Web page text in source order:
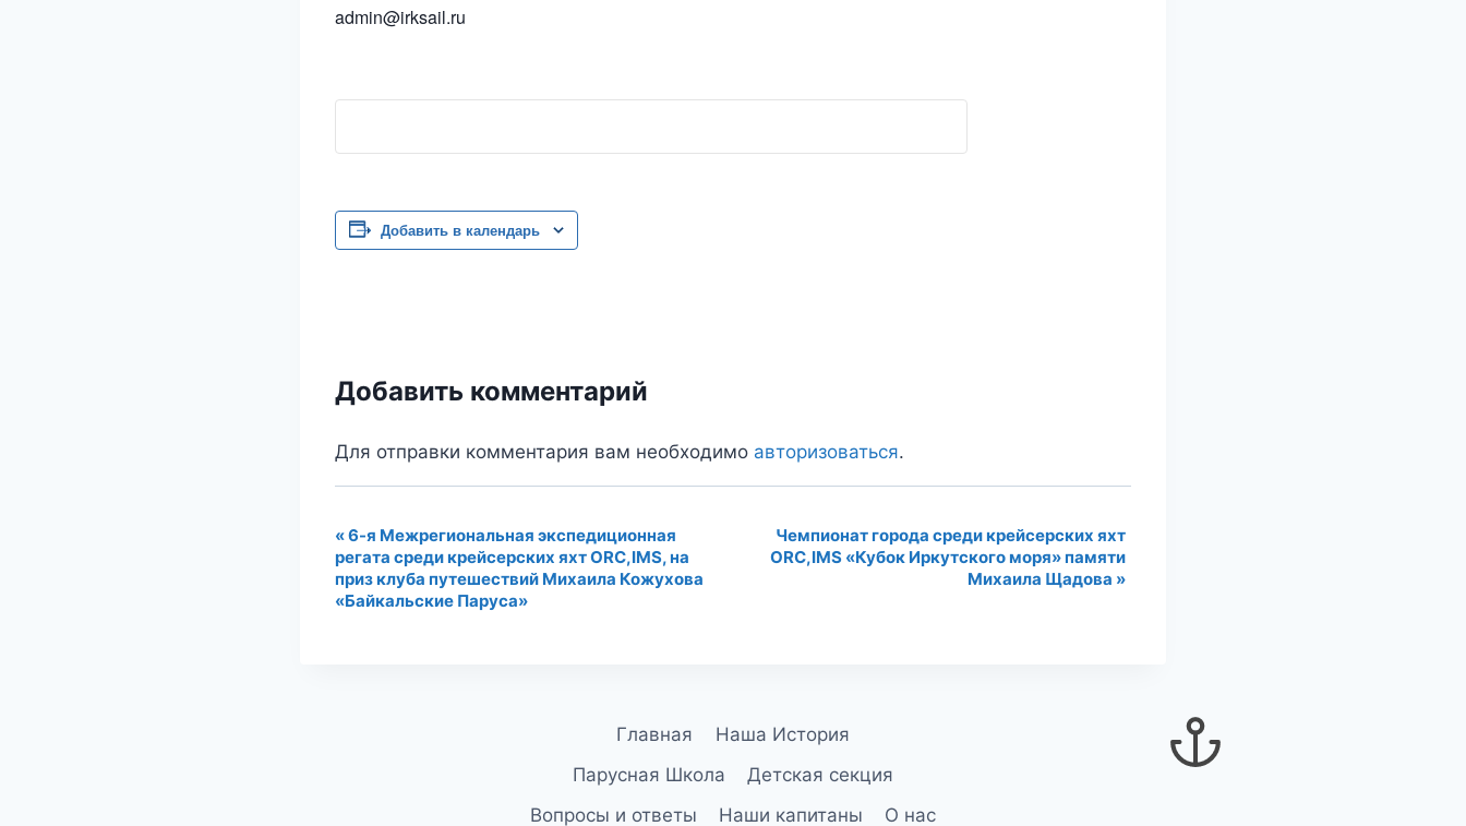
admin@irksail.ru
Добавить в календарь
Добавить комментарий
Для отправки комментария вам необходимо авторизоваться.
Навигация
Мероприятие
«6-я Межрегиональная экспедиционная
регата среди крейсерских яхт ORC,IMS, на
приз клуба путешествий Михаила Кожухова
«Байкальские Паруса»
Чемпионат города среди крейсерских яхт
ORC,IMS «Кубок Иркутского моря» памяти
Михаила Щадова »
Главная
Наша История
Парусная Школа
Детская секция
Вопросы и ответы
Наши капитаны О нас